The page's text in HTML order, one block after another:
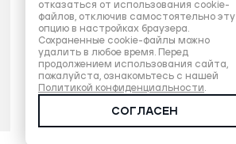
отказаться от использования cookie-
файлов, отключив самостоятельно эту
опцию в настройках браузера.
Сохраненные cookie-файлы можно
удалить в любое время. Перед
продолжением использования сайта,
пожалуйста, ознакомьтесь с нашей
Политикой конфиденциальности.
СОГЛАСЕН